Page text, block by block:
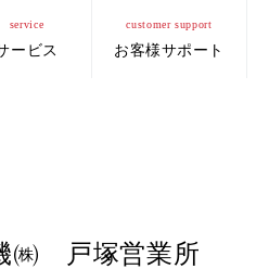
service
ービス
customer support
お客様サポート
㈱ 戸塚営業所